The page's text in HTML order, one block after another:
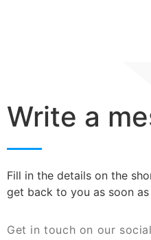
Write a
Fill in the details on the
get back to you as soon
Get in touch on our